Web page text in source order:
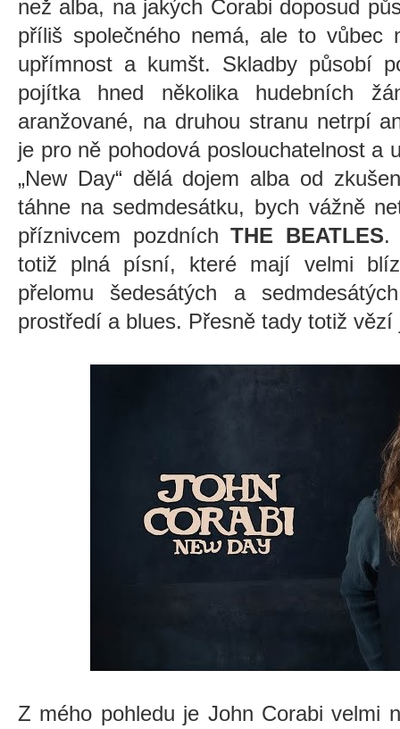
než alba, na jakých Corabi doposud
příliš společného nemá, ale to
upřímnost a kumšt. Skladby působí
pojítka hned několika hudebních
aranžované, na druhou stranu netrpí
je pro ně pohodová poslouchatelnost a
„New Day“ dělá dojem alba od
táhne na sedmdesátku, bych vážně
příznivcem pozdních THE BEATLES.
totiž plná písní, které mají velmi
přelomu šedesátých a
prostředí a blues. Přesně tady totiž vězí
Z mého pohledu je John Corabi velmi